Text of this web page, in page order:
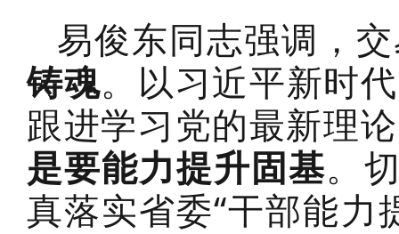
易俊东同志强调，
铸魂。以习近平新时
跟进学习党的最新理
是要能力提升固基。
真落实省委“干部能力